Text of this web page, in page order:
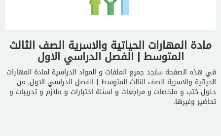
مادة المهارات الحياتية والاسرية الصف الثالث
المتوسط | الفصل الدراسي الاول
في هذه الصفحة ستجد جميع الملفات و المواد الدراسية لمادة المهارات
الحياتية والاسرية الصف الثالث المتوسط | الفصل الدراسي الاول, من
حلول كتب و ملخصات و مراجعات و اسئلة اختبارات و ملازم و تدريبات و
تحاضير وغيرها.